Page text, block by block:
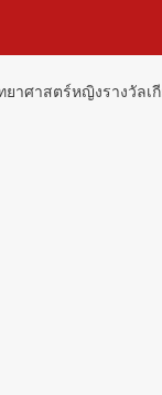
าศาสตร์หญิงรางวัล